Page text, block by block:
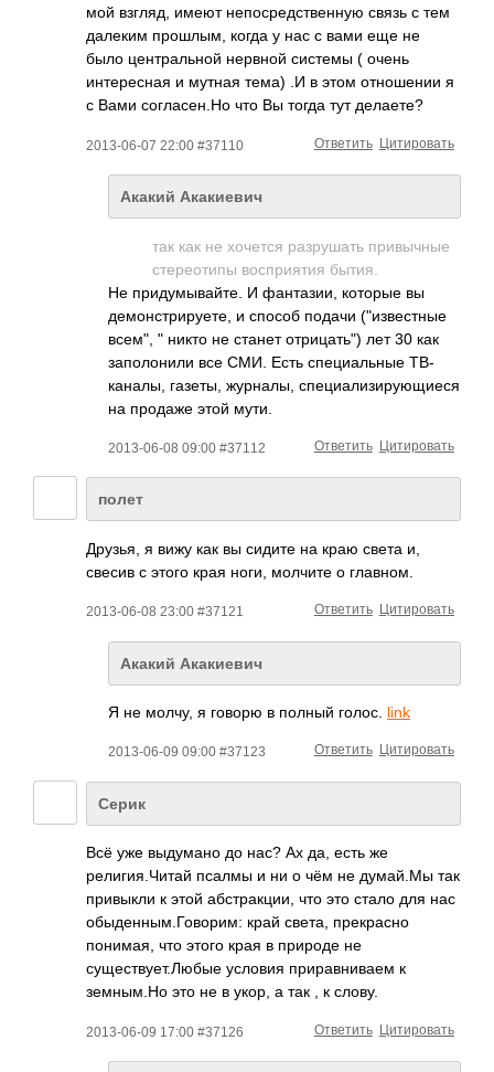
мой взгляд, имеют непосредственную связь с тем
далеким прошлым, когда у нас с вами еще не
было центральной нервной системы ( очень
интересная и мутная тема) .И в этом отношении я
с Вами согласен.Но что Вы тогда тут делаете?
2013-06-07 22:00 #37110 Цитировать
Ответить
Акакий Акакиевич
так как не хочется разрушать привычные
стереотипы восприятия бытия.
Не придумывайте. И фантазии, которые вы
демонстрируете, и способ подачи ("известные
всем", " никто не станет отрицать") лет 30 как
заполонили все СМИ. Есть специальные ТВ-
каналы, газеты, журналы, специализирующие­ся
на продаже этой мути.
2013-06-08 09:00 #37112 Цитировать
Ответить
полет
Друзья, я вижу как вы сидите на краю света и,
свесив с этого края ноги, молчите о главном.
2013-06-08 23:00 #37121 Цитировать
Ответить
Акакий Акакиевич
Я не молчу, я говорю в полный голос. link
2013-06-09 09:00 #37123 Цитировать
Ответить
Серик
Всё уже выдумано до нас? Ах да, есть же
религия.Читай псалмы и ни о чём не думай.Мы так
привыкли к этой абстракции, что это стало для нас
обыденным.Говори­м: край света, прекрасно
понимая, что этого края в природе не
существует.Любые условия приравниваем к
земным.Но это не в укор, а так , к слову.
2013-06-09 17:00 #37126 Цитировать
Ответить